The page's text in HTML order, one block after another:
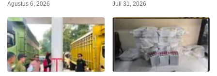
Sudah Diamankan
Agustus 6, 2026 Sorotan Malam Ini
Juli 31, 2026